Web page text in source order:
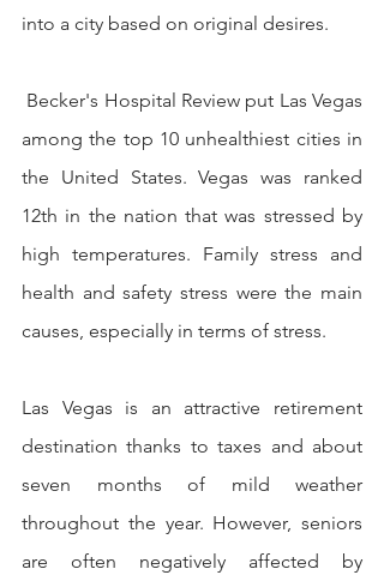
into a city based on original desires.
Becker's Hospital Review put Las Vegas
among the top 10 unhealthiest cities in
the United States. Vegas was ranked
12th in the nation that was stressed by
high temperatures. Family stress and
health and safety stress were the main
causes, especially in terms of stress.
Las Vegas is an attractive retirement
destination thanks to taxes and about
seven months of mild weather
throughout the year. However, seniors
are often negatively affected by